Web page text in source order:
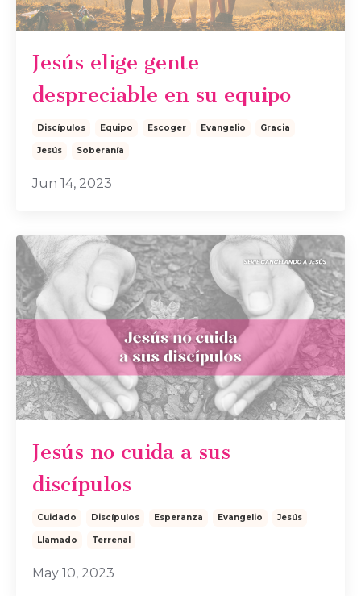
Jesús elige gente
despreciable en su equipo
Discípulos Equipo Escoger Evangelio Gracia
Jesús Soberanía
Jun 14, 2023
Jesús no cuida a sus
discípulos
Cuidado Discípulos Esperanza Evangelio Jesús
Llamado Terrenal
May 10, 2023